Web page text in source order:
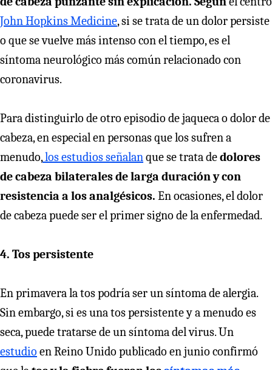
John Hopkins Medicine, si se trata de un dolor persiste
o que se vuelve más intenso con el tiempo, es el
síntoma neurológico más común relacionado con
coronavirus.
Para distinguirlo de otro episodio de jaqueca o dolor de
cabeza, en especial en personas que los sufren a
menudo,los estudios señalanque se trata dedolores
de cabeza bilaterales de larga duración y con
resistencia a los analgésicos. En ocasiones, el dolor
de cabeza puede ser el primer signo de la enfermedad.
4. Tos persistente
En primavera la tos podría ser un síntoma de alergia.
Sin embargo, si es una tos persistente y a menudo es
seca, puede tratarse de un síntoma del virus. Un
estudio en Reino Unido publicado en junio confirmó